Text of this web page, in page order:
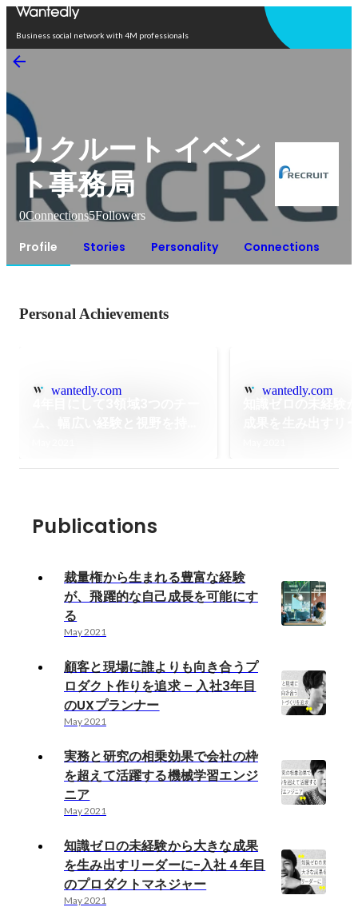
Business social network with 4M professionals
リクルート イベン
ト事務局
0Connections5Followers
Profile Stories Personality Connections
Personal Achievements
wantedly.com wantedly.com
Publications
裁量権から生まれる豊富な経験
が、飛躍的な自己成長を可能にす
る
May 2021
顧客と現場に誰よりも向き合うプ
ロダクト作りを追求 – 入社3年目
のUXプランナー
May 2021
実務と研究の相乗効果で会社の枠
を超えて活躍する機械学習エンジ
ニア
May 2021
知識ゼロの未経験から大きな成果
を生み出すリーダーに-入社４年目
のプロダクトマネジャー
May 2021